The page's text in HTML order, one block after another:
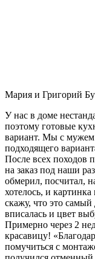
Мария и Григорий
У нас в доме
поэтому готовые
вариант. Мы с
подходящего
После всех походов
на заказ под наши
обмерил, посчитал,
хотелось, и
скажу, что это
вписалась и цвет
Примерно через 2
красавицу!
помучиться с